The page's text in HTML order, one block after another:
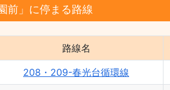
前」に停まる路線
路線名
208・209-春光台循環線